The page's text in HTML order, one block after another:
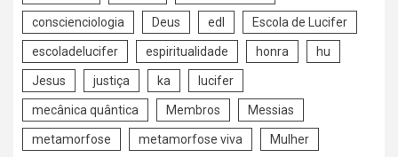
conscienciologia Deus edl Escola de Lucifer
escoladelucifer espiritualidade honra hu
Jesus justiça ka lucifer
mecânica quântica Membros Messias
metamorfose metamorfose viva Mulher